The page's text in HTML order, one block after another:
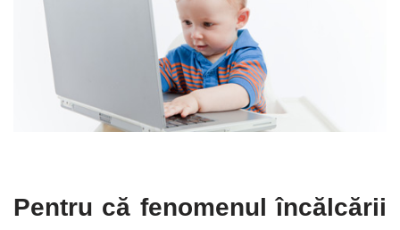
Pentru că fenomenul încălcării